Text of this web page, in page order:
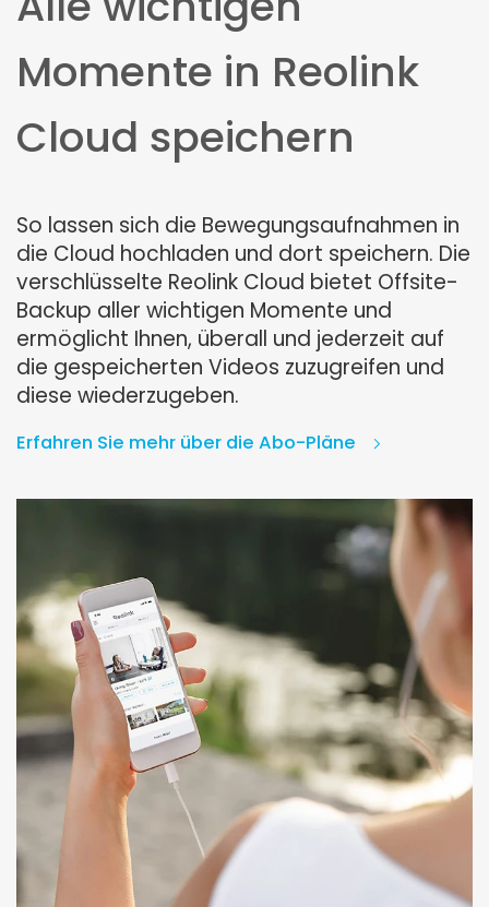
Momente in Reolink
Cloud speichern
So lassen sich die Bewegungsaufnahmen in
die Cloud hochladen und dort speichern. Die
verschlüsselte Reolink Cloud bietet Offsite-
Backup aller wichtigen Momente und
ermöglicht Ihnen, überall und jederzeit auf
die gespeicherten Videos zuzugreifen und
diese wiederzugeben.
Erfahren Sie mehr über die Abo-Pläne